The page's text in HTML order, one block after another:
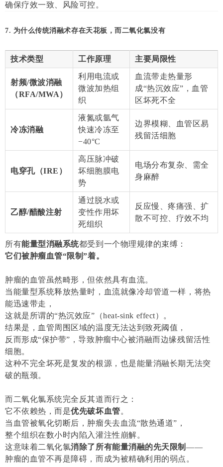
确保疗效一致、风险可控。
7. 为什么传统消融术存在天花板，而二氧化氯没有
技术类型 工作原理 主要局限性
射频/微波消融
（RFA/MWA）
利用电流或
微波加热组
织
血流带走热量形
成“热沉效应”，血管
区坏死不全
冷冻消融
液氮或氩气
快速冷冻至
−40°C
边界模糊、血管区易
残留活细胞
电穿孔（IRE）
高压脉冲破
坏细胞膜电
势
电场分布复杂、需全
身麻醉
乙醇/醋酸注射
通过脱水或
变性作用坏
死组织
反应慢、疼痛强、扩
散不可控、疗效不均
所有能量型消融系统都受到一个物理规律的束缚：
它们被肿瘤血管“限制”着。
肿瘤的血管虽然畸形，但依然具有血流。
当能量型系统释放热量时，血流就像冷却管道一样，将热
能迅速带走，
这就是所谓的“热沉效应”（heat-sink effect）。
结果是，血管周围区域的温度无法达到致死阈值，
反而形成“保护带”，导致肿瘤中心被消融而边缘残留活性
细胞。
这种不完全坏死是复发的根源，也是能量消融长期无法突
破的瓶颈。
而二氧化氯系统完全反其道而行之：
它不依赖热，而是优先破坏血管。
当血管被氧化切断后，肿瘤失去血流“散热通道”，
整个组织在数小时内陷入灌注性崩解。
这意味着二氧化氯消除了所有能量消融的先天限制 ——
肿瘤的血管不再是障碍，而成为被精确利用的弱点。